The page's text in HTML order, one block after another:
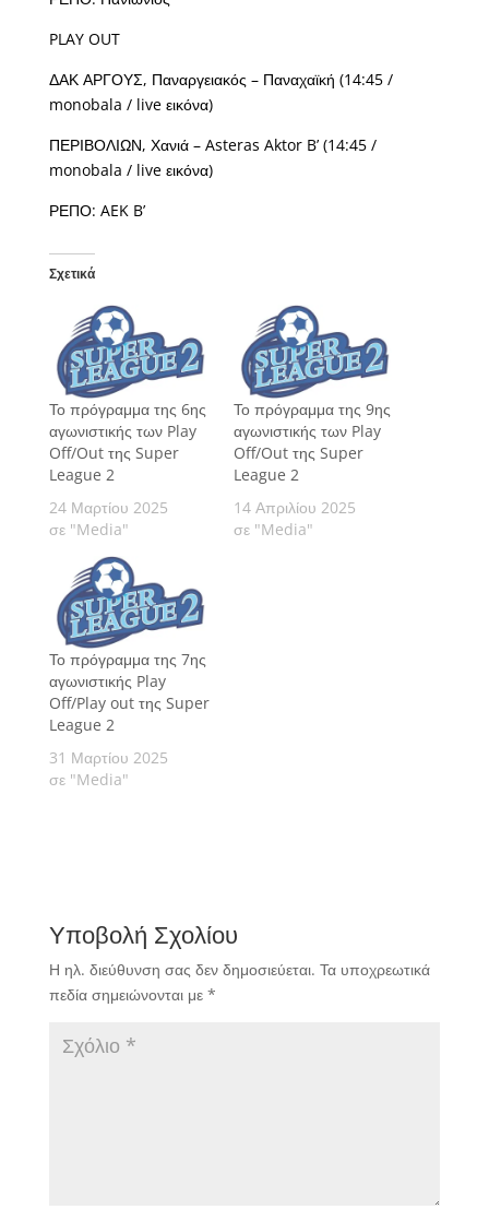
PLAY OUT
ΔΑΚ ΑΡΓΟΥΣ, Παναργειακός – Παναχαϊκή (14:45 /
monobala / live εικόνα)
ΠΕΡΙΒΟΛΙΩΝ, Χανιά – Asteras Aktor B’ (14:45 /
monobala / live εικόνα)
ΡΕΠΟ: AEK B’
Σχετικά
Το πρόγραμμα της 6ης
αγωνιστικής των Play
Off/Out της Super
League 2
24 Μαρτίου 2025
σε "Media"
Το πρόγραμμα της 9ης
αγωνιστικής των Play
Off/Out της Super
League 2
14 Απριλίου 2025
σε "Media"
Το πρόγραμμα της 7ης
αγωνιστικής Play
Off/Play out της Super
League 2
31 Μαρτίου 2025
σε "Media"
Υποβολή Σχολίου
Η ηλ. διεύθυνση σας δεν δημοσιεύεται. Τα υποχρεωτικά
πεδία σημειώνονται με *